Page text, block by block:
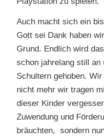
Auch macht sich ein
Gott sei Dank haben
Grund. Endlich wird
schon jahrelang still an
Schultern gehoben.
nicht mehr wir tragen
dieser Kinder
Zuwendung und
bräuchten, sondern